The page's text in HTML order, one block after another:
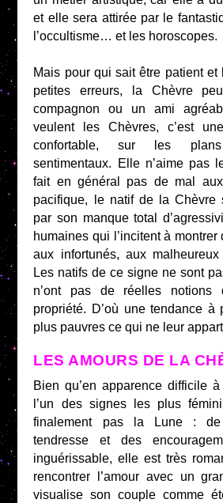
et elle sera attirée par le
l’occultisme… et les horoscopes.
Mais pour qui sait être patient et
petites erreurs, la Chèvre
compagnon ou un ami
veulent les Chèvres, c’est
confortable, sur les
sentimentaux. Elle n’aime pas
fait en général pas de mal
pacifique, le natif de la Chèvre
par son manque total
humaines qui l’incitent à
aux infortunés, aux
Les natifs de ce signe ne sont
n’ont pas de réelles notions
propriété. D’où une tendance à
plus pauvres ce qui ne leur
LES AMOURS DE LA
Bien qu’en apparence difficile
l’un des signes les plus
finalement pas la Lune : de
tendresse et des
inguérissable, elle est très
rencontrer l’amour avec un
visualise son couple comme